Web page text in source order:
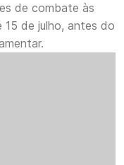
de combate às
15 de julho, antes do